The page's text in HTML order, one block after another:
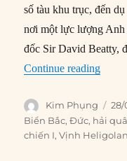
số tàu khu trục, đến
nơi một lực lượng
đốc Sir David Beatty,
Continue reading“28/
Author
Kim Phụng
on
28/
Biển Bắc,Đức, hải
chiến I,Vịnh